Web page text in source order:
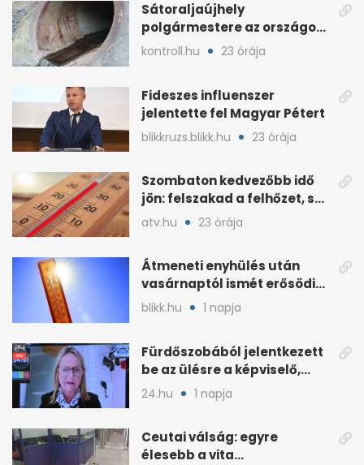
Sátoraljaújhely
polgármestere az országos
hír miatt támadt
kontroll.hu 23 órája
Fideszes influenszer
jelentette fel Magyar Pétert
blikkruzs.blikk.hu 23 órája
Szombaton kedvezőbb idő
jön: felszakad a felhőzet, sok
napsütéssel
atv.hu 23 órája
Átmeneti enyhülés után
vasárnaptól ismét erősödik
a hőség
blikk.hu 1 napja
Fürdőszobából jelentkezett
be az ülésre a képviselő,
árny tűnt fel mögötte
24.hu 1 napja
Ceutai válság: egyre
élesebb a vita